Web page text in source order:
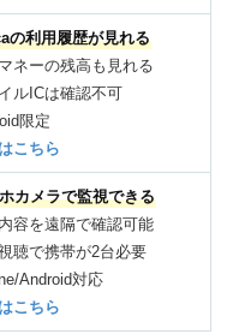
の利用履歴が見れる
ネーの残高も見れる
ルICは確認不可
限定
こちら
カメラで監視できる
容を遠隔で確認可能
聴で携帯が2台必要
Android対応
こちら